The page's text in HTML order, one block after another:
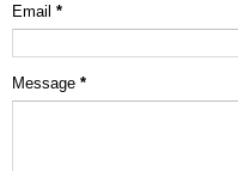
Email *
Message *